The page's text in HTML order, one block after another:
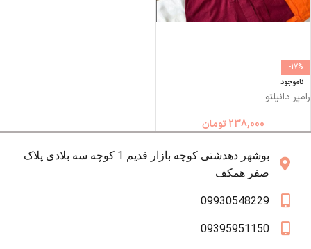
-17%
ناموجود
رامپر دانیلتو
238,000 تومان
بوشهر دهدشتی کوچه بازار قدیم 1 کوچه سه بلادی پلاک
صفر همکف
09930548229
09395951150